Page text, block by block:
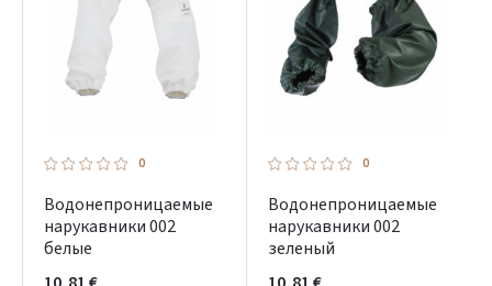
0
Водонепроницаемые
нарукавники 002
белые
0
Водонепроницаемые
нарукавники 002
зеленый
Pamiršote slaptažodį?
Facebook